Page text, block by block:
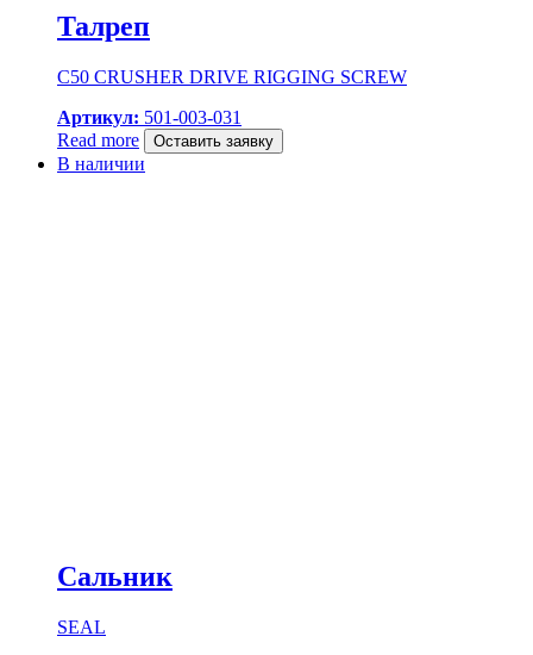
Талреп
C50 CRUSHER DRIVE RIGGING SCREW
Артикул: 501-003-031
Read more
Оставить заявку
В наличии
Сальник
SEAL